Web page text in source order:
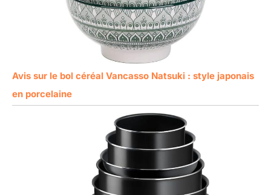
Avis sur le bol céréal Vancasso Natsuki : style japonais
en porcelaine